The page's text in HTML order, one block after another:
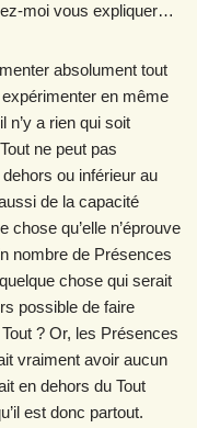
moi vous expliquer…
absolument tout
en même
n’y a rien qui soit
ne peut pas
ou inférieur au
de la capacité
chose qu’elle n’éprouve
nombre de Présences
chose qui serait
possible de faire
? Or, les Présences
vraiment avoir aucun
en dehors du Tout
est donc partout.